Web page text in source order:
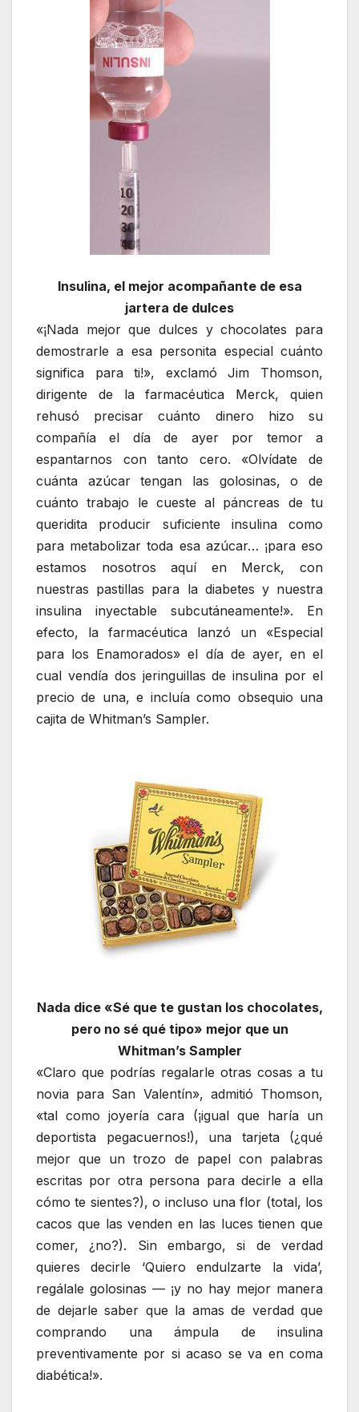
Insulina, el mejor acompañante de esa
jartera de dulces
«¡Nada mejor que dulces y chocolates para
demostrarle a esa personita especial cuánto
significa para ti!», exclamó Jim Thomson,
dirigente de la farmacéutica Merck, quien
rehusó precisar cuánto dinero hizo su
compañía el día de ayer por temor a
espantarnos con tanto cero. «Olvídate de
cuánta azúcar tengan las golosinas, o de
cuánto trabajo le cueste al páncreas de tu
queridita producir suficiente insulina como
para metabolizar toda esa azúcar… ¡para eso
estamos nosotros aquí en Merck, con
nuestras pastillas para la diabetes y nuestra
insulina inyectable subcutáneamente!». En
efecto, la farmacéutica lanzó un «Especial
para los Enamorados» el día de ayer, en el
cual vendía dos jeringuillas de insulina por el
precio de una, e incluía como obsequio una
cajita de Whitman’s Sampler.
Nada dice «Sé que te gustan los chocolates,
pero no sé qué tipo» mejor que un
Whitman’s Sampler
«Claro que podrías regalarle otras cosas a tu
novia para San Valentín», admitió Thomson,
«tal como joyería cara (¡igual que haría un
deportista pegacuernos!), una tarjeta (¿qué
mejor que un trozo de papel con palabras
escritas por otra persona para decirle a ella
cómo te sientes?), o incluso una flor (total, los
cacos que las venden en las luces tienen que
comer, ¿no?). Sin embargo, si de verdad
quieres decirle ‘Quiero endulzarte la vida’,
regálale golosinas — ¡y no hay mejor manera
de dejarle saber que la amas de verdad que
comprando una ámpula de insulina
preventivamente por si acaso se va en coma
diabética!».